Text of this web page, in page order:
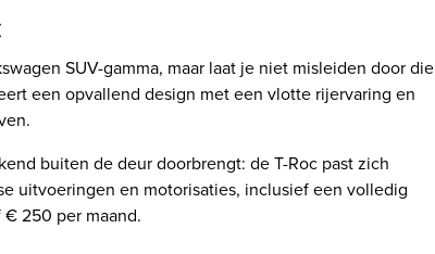
SUV-gamma, maar laat je niet misleiden door die
een opvallend design met een vlotte rijervaring en
buiten de deur doorbrengt: de T-Roc past zich
uitvoeringen en motorisaties, inclusief een volledig
250 per maand.